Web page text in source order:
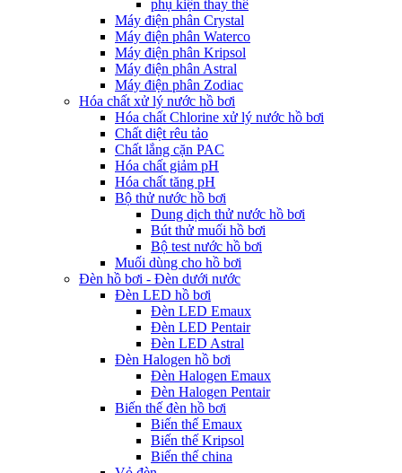
phụ kiện thay thế
Máy điện phân Crystal
Máy điện phân Waterco
Máy điện phân Kripsol
Máy điện phân Astral
Máy điện phân Zodiac
Hóa chất xử lý nước hồ bơi
Hóa chất Chlorine xử lý nước hồ bơi
Chất diệt rêu tảo
Chất lắng cặn PAC
Hóa chất giảm pH
Hóa chất tăng pH
Bộ thử nước hồ bơi
Dung dịch thử nước hồ bơi
Bút thử muối hồ bơi
Bộ test nước hồ bơi
Muối dùng cho hồ bơi
Đèn hồ bơi - Đèn dưới nước
Đèn LED hồ bơi
Đèn LED Emaux
Đèn LED Pentair
Đèn LED Astral
Đèn Halogen hồ bơi
Đèn Halogen Emaux
Đèn Halogen Pentair
Biến thế đèn hồ bơi
Biến thế Emaux
Biến thế Kripsol
Biến thế china